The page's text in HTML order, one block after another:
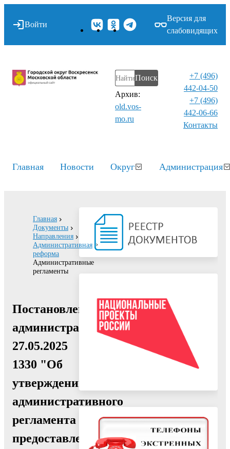
Войти
Версия для
слабовидящих
Поиск
Архив:
old.vos-
mo.ru
+7 (496)
442-04-50
+7 (496)
442-06-66
Контакты⁠
Главная Новости Округ Администрация
Главная
Документы
Направления
Административная
реформа
Административные
регламенты
Постановление
администрации
27.05.2025
1330 "Об
утверждении
административного
регламента
предоставления